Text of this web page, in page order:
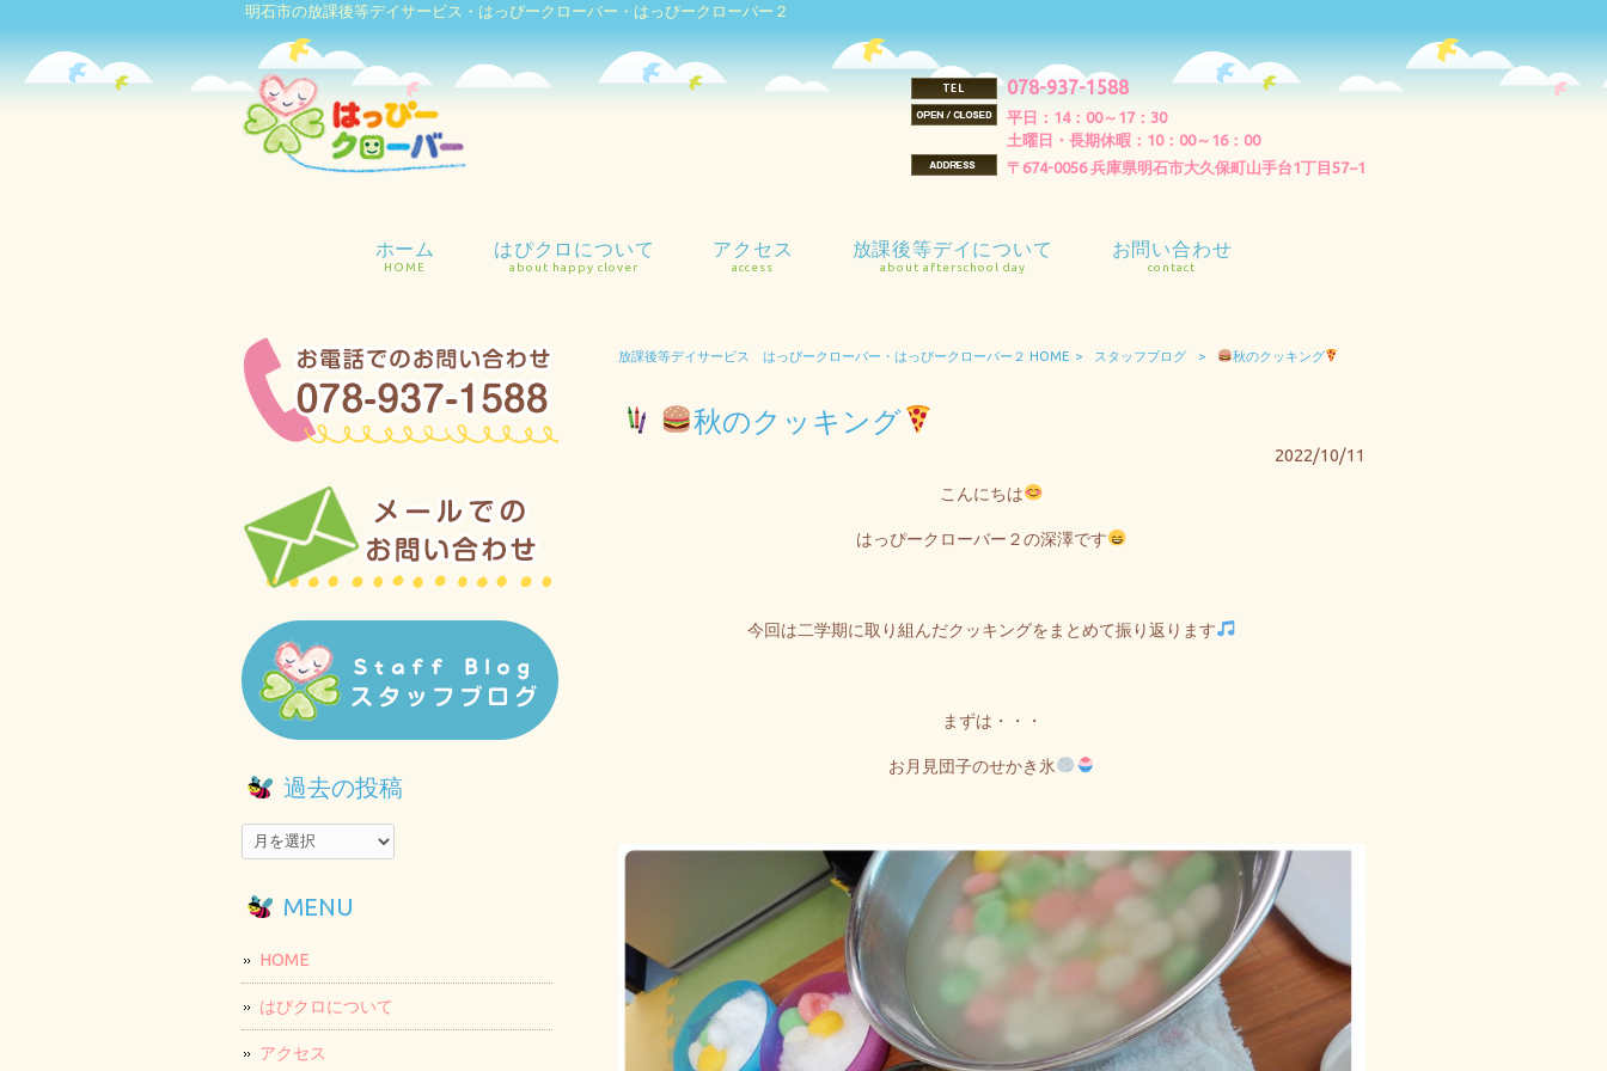
明石市の放課後等デイサービス・はっぴークローバー・はっぴークローバー２
078-937-1588
平日：14：00～17：30
土曜日・長期休暇：10：00～16：00
〒674-0056 兵庫県明石市大久保町山手台1丁目57−1
ホーム
HOME
はぴクロについて
about happy clover
アクセス
access
放課後等デイについて
about afterschool day
お問い合わせ
contact
放課後等デイサービス はっぴークローバー・はっぴークローバー２ HOME > スタッフブログ > 秋のクッキング
秋のクッキング
2022/10/11
こんにちは
はっぴークローバー２の深澤です
今回は二学期に取り組んだクッキングをまとめて振り返ります
まずは・・・
お月見団子のせかき氷
過去の投稿
MENU
HOME
はぴクロについて
アクセス